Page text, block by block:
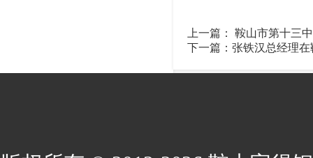
上一篇：
鞍山市第十三
下一篇： 张铁汉总经理